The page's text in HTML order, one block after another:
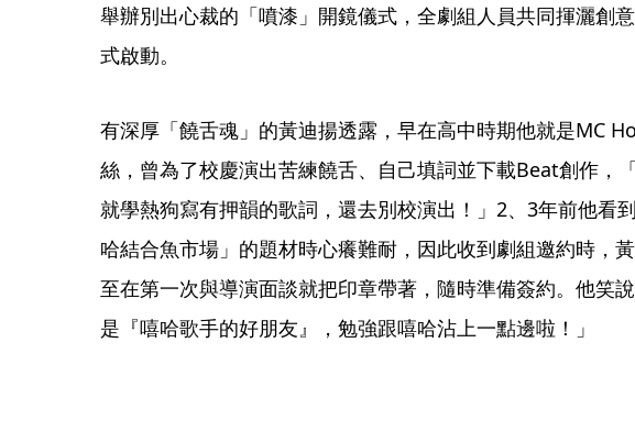
舉辦別出心裁的「噴漆」開鏡儀式，全劇組人員共同揮灑創
式啟動。
有深厚「饒舌魂」的黃迪揚透露，早在高中時期他就是MC
絲，曾為了校慶演出苦練饒舌、自己填詞並下載Beat創作，
就學熱狗寫有押韻的歌詞，還去別校演出！」2、3年前他看
哈結合魚市場」的題材時心癢難耐，因此收到劇組邀約時，
至在第一次與導演面談就把印章帶著，隨時準備簽約。他笑
是『嘻哈歌手的好朋友』，勉強跟嘻哈沾上一點邊啦！」